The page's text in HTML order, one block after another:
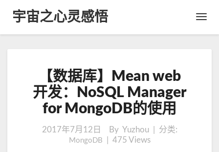
Toggle
宇宙之心灵感悟
数
据
库
】
e
a
【数据库】Mean web
开发：NoSQL Manager
for MongoDB的使用
2017年7月12日 By Yuzhou | 分类:
MongoDB 475 Views